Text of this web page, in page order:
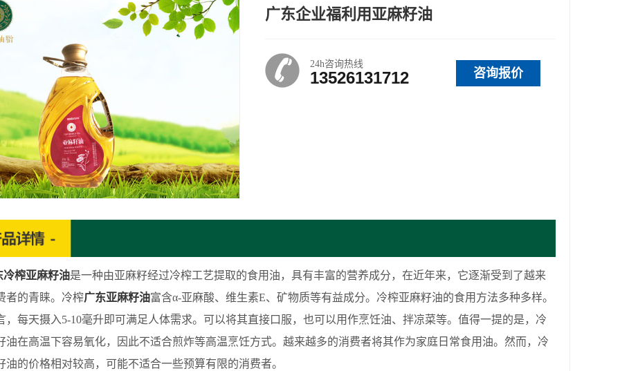
广东企业福利用亚麻籽油
咨询报价
24h咨询热线
13526131712
冷榨亚麻籽油是一种由亚麻籽经过冷榨工艺提取的食用油，具有丰富的营养成分，在近年来，它逐渐受到了越来
者的青睐。冷榨广东亚麻籽油富含α-亚麻酸、维生素E、矿物质等有益成分。冷榨亚麻籽油的食用方法多种多样。
，每天摄入5-10毫升即可满足人体需求。可以将其直接口服，也可以用作烹饪油、拌凉菜等。值得一提的是，冷
油在高温下容易氧化，因此不适合煎炸等高温烹饪方式。越来越多的消费者将其作为家庭日常食用油。然而，冷
油的价格相对较高，可能不适合一些预算有限的消费者。